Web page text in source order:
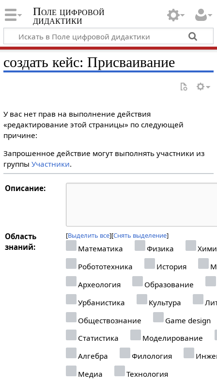
Поле цифровой
дидактики
создать кейс: Присваивание
У вас нет прав на выполнение действия
«редактирование этой страницы» по следующей
причине:
Запрошенное действие могут выполнять участники из
группы Участники.
Описание:
Область
знаний:
Выделить все Снять выделение
Математика Физика
Робототехника
История
Археология
Образование
Урбанистика
Культура
Обществознание
Game design
Статистика
Моделирование
Алгебра
Филология
Медиа
Технология